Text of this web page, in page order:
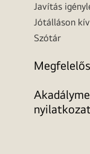
Javítás
Jótálláson
Szótár
nyilatkozat